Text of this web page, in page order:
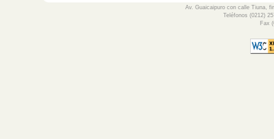
Av. Guaicaipuro con calle Tiuna,
Teléfonos (0212)
Fax